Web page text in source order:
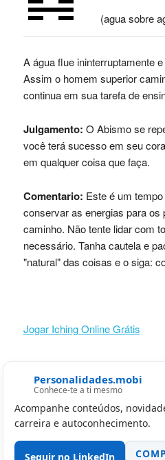
(agua sobre
A água flue ininterruptamente
Assim o homem superior
continua em sua tarefa de
Julgamento: O Abismo se
você terá sucesso em seu
em qualquer coisa que faça.
Comentario: Este é um
conservar as energias para os
caminho. Não tente lidar com
necessário. Tanha cautela e
"natural" das coisas e o siga:
Jogar Iching Online Grátis
Personalidades.mobi
Conhece-te a ti mesmo
Acompanhe conteúdos,
carreira e autoconhecimento.
Seguir no LinkedIn